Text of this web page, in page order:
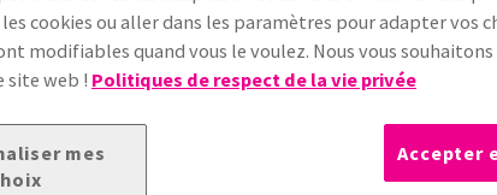
lisse et naturelle, conçu pour des
et son rendu mat garantissent une
Adapté aux projets corporate et
Garanties
Impression &
transformation
cookies ou aller dans les paramètres pour adapter vos
modifiables quand vous le voulez. Nous vous souhaitons
site web ! Politiques de respect de la vie privée
mes
Accepter